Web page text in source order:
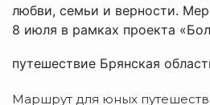
любви, семьи и верности.
8 июля в рамках проекта
путешествие Брянская
Маршрут для юных